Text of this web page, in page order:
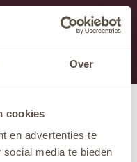
Over
cookies
en advertenties te
media te bieden
onderhoud.
bellen +31 413 274